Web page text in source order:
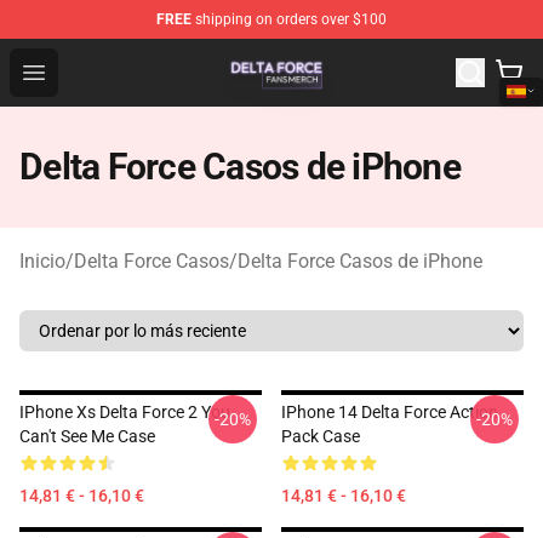
FREE shipping on orders over $100
Open menu
Delta Force Shop - Official Delta Force Merchandise
Delta Force Casos de iPhone
Inicio/Delta Force Casos/Delta Force Casos de iPhone
IPhone Xs Delta Force 2 You
Can't See Me Case
14,81 € - 16,10 €
-20%
IPhone 14 Delta Force Action
Pack Case
14,81 € - 16,10 €
-20%